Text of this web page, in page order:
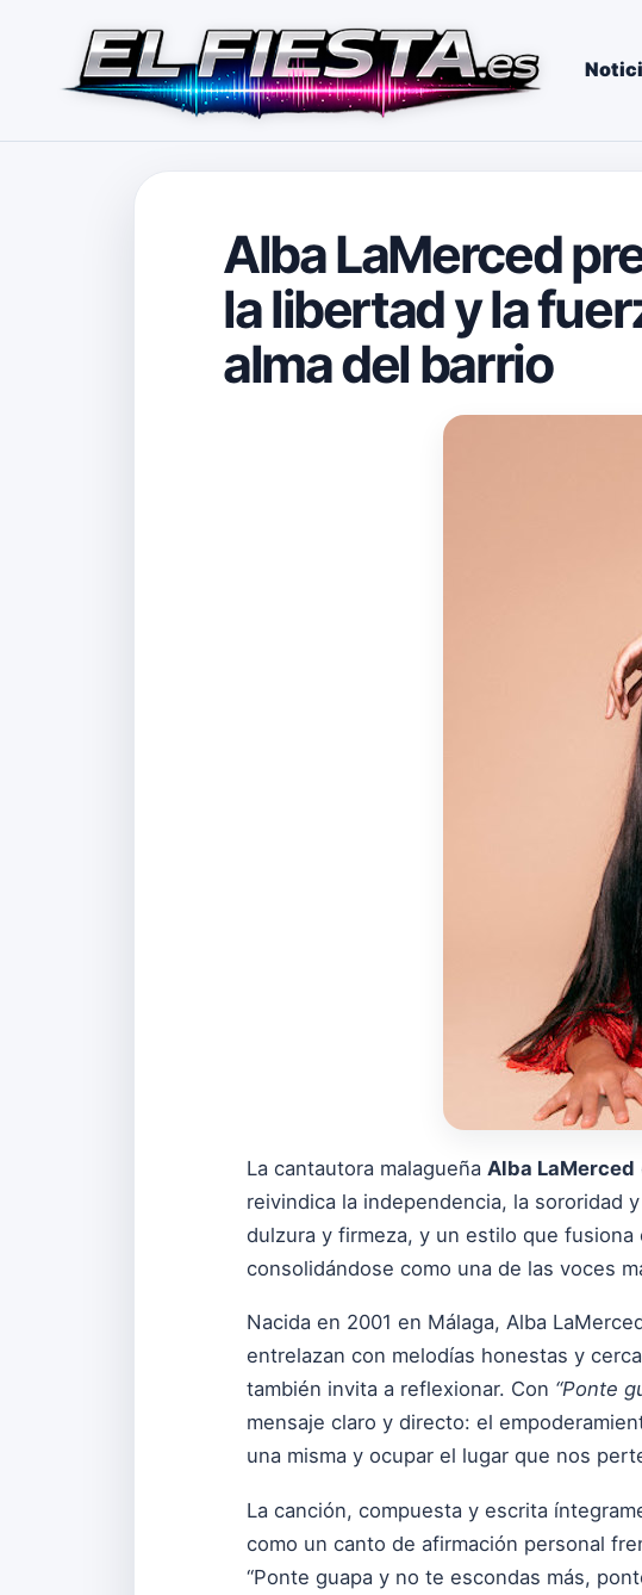
Alba LaMerced
la libertad y la
alma del barrio
La cantautora malagueña Alba LaMerced
reivindica la independencia, la sororidad
dulzura y firmeza, y un estilo que fusiona
consolidándose como una de las voces
Nacida en 2001 en Málaga, Alba
entrelazan con melodías honestas y
también invita a reflexionar. Con “Ponte
mensaje claro y directo: el
una misma y ocupar el lugar que nos
La canción, compuesta y escrita
como un canto de afirmación personal
“Ponte guapa y no te escondas más,